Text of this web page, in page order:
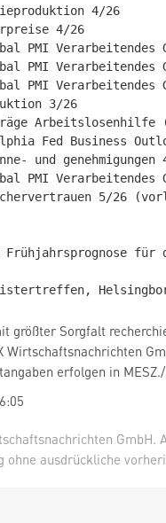
4/26
4/26
PMI
PMI
PMI
3/26
Arbeitslosenhilfe
Fed Business
und genehmigungen
PMI
5/26
Frühjahrsprognose
größter Sorgfalt
Wirtschaftsnachrichten
erfolgen in
ohne ausdrückliche